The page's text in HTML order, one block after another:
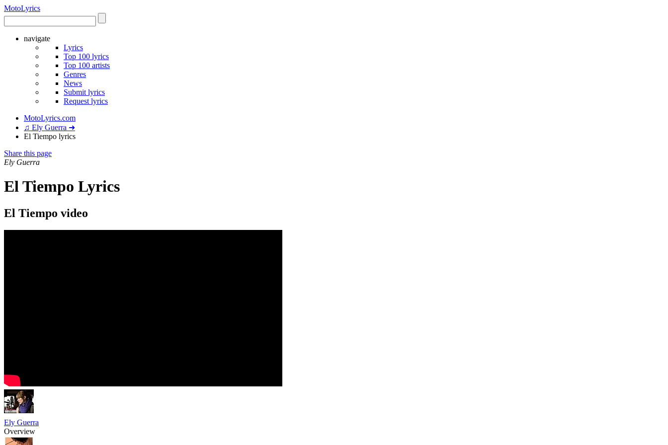
MotoLyrics
navigate
Lyrics
Top 100 lyrics
Top 100 artists
Genres
News
Submit lyrics
Request lyrics
MotoLyrics.com
♫ Ely Guerra ➜
El Tiempo lyrics
Share this page
Ely Guerra
El Tiempo Lyrics
El Tiempo video
Ely Guerra
Overview